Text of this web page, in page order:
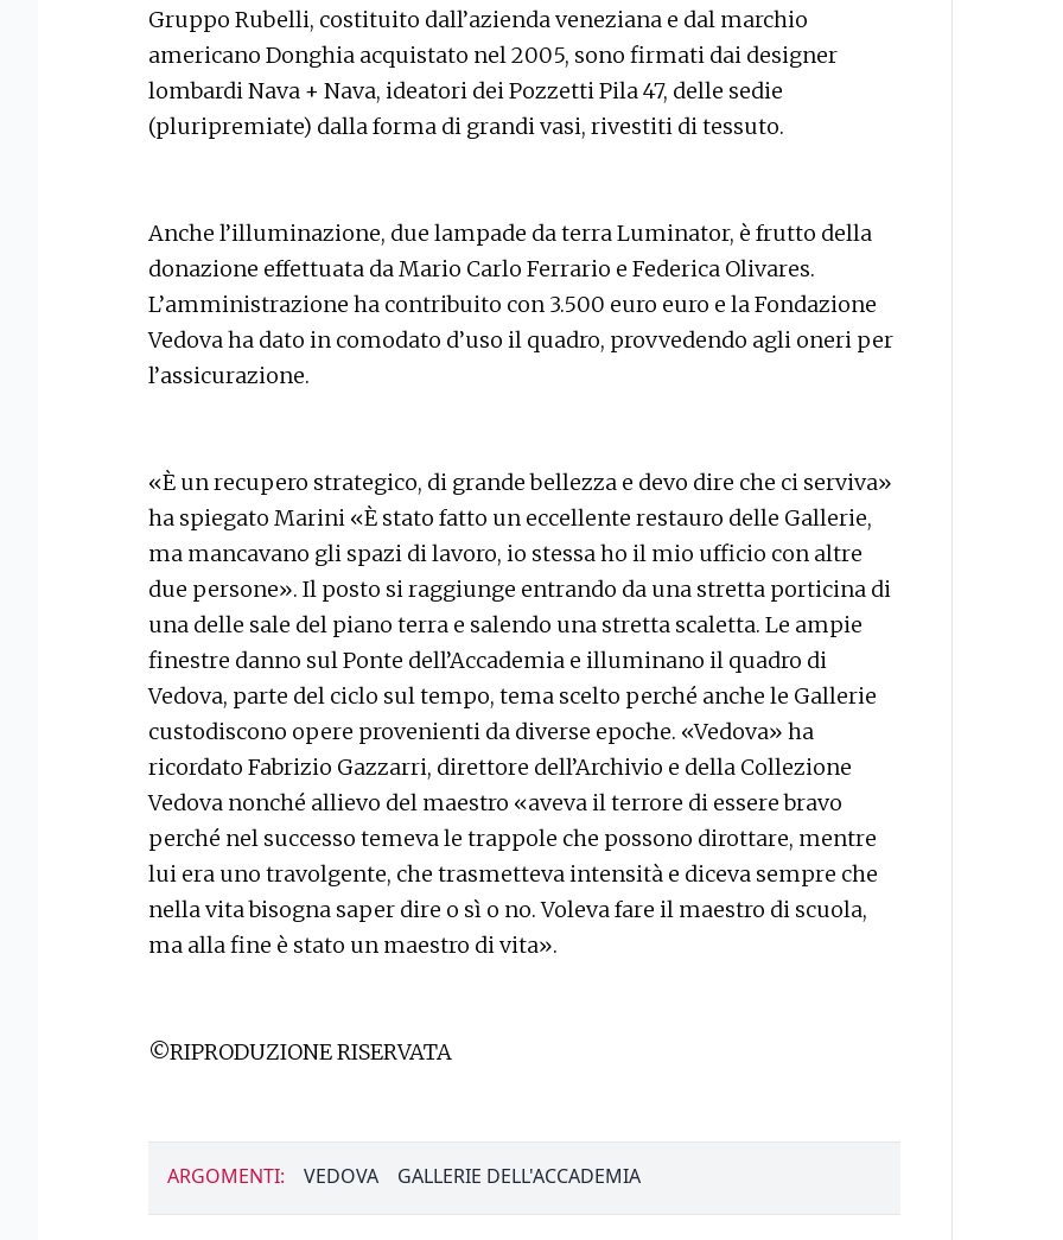
Gruppo Rubelli, costituito dall’azienda veneziana e dal marchio
americano Donghia acquistato nel 2005, sono firmati dai designer
lombardi Nava + Nava, ideatori dei Pozzetti Pila 47, delle sedie
(pluripremiate) dalla forma di grandi vasi, rivestiti di tessuto.
Anche l’illuminazione, due lampade da terra Luminator, è frutto della
donazione effettuata da Mario Carlo Ferrario e Federica Olivares.
L’amministrazione ha contribuito con 3.500 euro euro e la Fondazione
Vedova ha dato in comodato d’uso il quadro, provvedendo agli oneri per
l’assicurazione.
«È un recupero strategico, di grande bellezza e devo dire che ci serviva»
ha spiegato Marini «È stato fatto un eccellente restauro delle Gallerie,
ma mancavano gli spazi di lavoro, io stessa ho il mio ufficio con altre
due persone». Il posto si raggiunge entrando da una stretta porticina di
una delle sale del piano terra e salendo una stretta scaletta. Le ampie
finestre danno sul Ponte dell’Accademia e illuminano il quadro di
Vedova, parte del ciclo sul tempo, tema scelto perché anche le Gallerie
custodiscono opere provenienti da diverse epoche. «Vedova» ha
ricordato Fabrizio Gazzarri, direttore dell’Archivio e della Collezione
Vedova nonché allievo del maestro «aveva il terrore di essere bravo
perché nel successo temeva le trappole che possono dirottare, mentre
lui era uno travolgente, che trasmetteva intensità e diceva sempre che
nella vita bisogna saper dire o sì o no. Voleva fare il maestro di scuola,
ma alla fine è stato un maestro di vita».
©RIPRODUZIONE RISERVATA
ARGOMENTI: VEDOVA GALLERIE DELL'ACCADEMIA